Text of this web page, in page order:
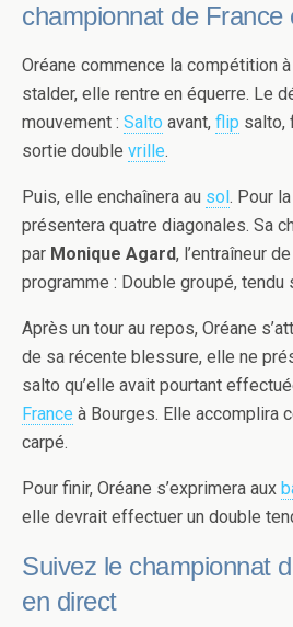
championnat de France
Oréane commence la compétition
stalder, elle rentre en équerre. Le
mouvement : Salto avant, flip salto,
sortie double vrille.
Puis, elle enchaînera au sol. Pour
présentera quatre diagonales. Sa
par Monique Agard, l’entraîneur de
programme : Double groupé, tendu
Après un tour au repos, Oréane
de sa récente blessure, elle ne
salto qu’elle avait pourtant
France à Bourges. Elle accomplira
carpé.
Pour finir, Oréane s’exprimera aux
elle devrait effectuer un double
Suivez le championnat
en direct